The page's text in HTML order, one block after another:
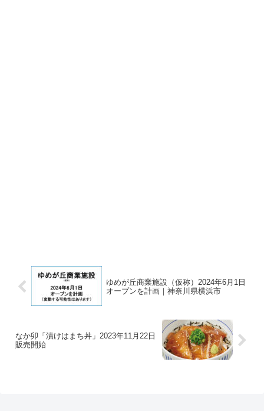
ゆめが丘商業施設（仮称）2024年6月1日
オープンを計画｜神奈川県横浜市
なか卯「漬けはまち丼」2023年11月22日
販売開始